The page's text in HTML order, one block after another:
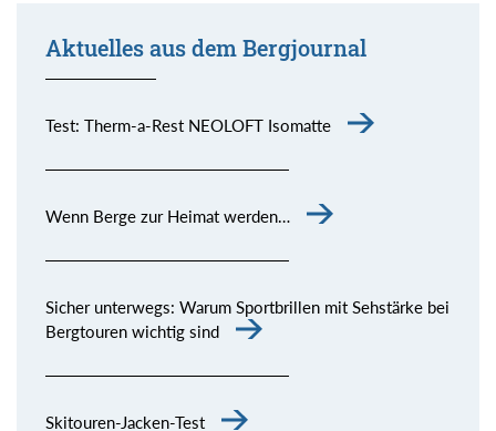
Aktuelles aus dem Bergjournal
Test: Therm-a-Rest NEOLOFT Isomatte
Wenn Berge zur Heimat werden…
Sicher unterwegs: Warum Sportbrillen mit Sehstärke bei
Bergtouren wichtig sind
Skitouren-Jacken-Test